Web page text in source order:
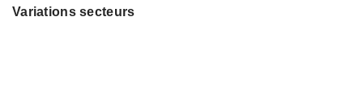
Variations secteurs